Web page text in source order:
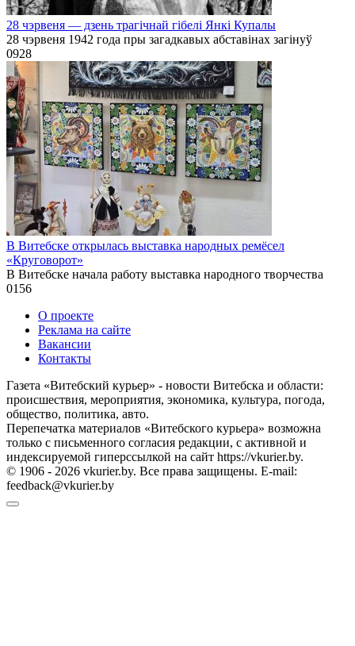
28 чэрвеня — дзень трагічнай гібелі Янкі Купалы
28 чэрвеня 1942 года пры загадкавых абставінах загінуў
0928
В Витебске открылась выставка народных ремёсел
«Круговорот»
В Витебске начала работу выставка народного творчества
0156
О проекте
Реклама на сайте
Вакансии
Контакты
Газета «Витебский курьер» - новости Витебска и области:
происшествия, мероприятия, экономика, культура, погода,
общество, политика, авто.
Перепечатка материалов «Витебского курьера» возможна
только с письменного согласия редакции, с активной и
индексируемой гиперссылкой на сайт https://vkurier.by.
© 1906 - 2026 vkurier.by. Все права защищены. E-mail:
feedback@vkurier.by